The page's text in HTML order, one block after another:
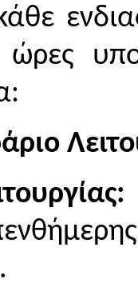
ώρες